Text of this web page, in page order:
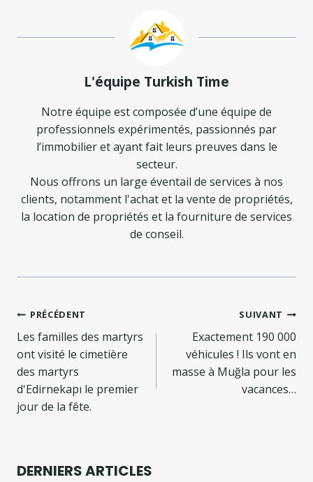
L'équipe Turkish Time
Notre équipe est composée d’une équipe de
professionnels expérimentés, passionnés par
l’immobilier et ayant fait leurs preuves dans le
secteur.
Nous offrons un large éventail de services à nos
clients, notamment l'achat et la vente de propriétés,
la location de propriétés et la fourniture de services
de conseil.
Navigation
de
l’article
PRÉCÉDENT
Les familles des martyrs
ont visité le cimetière
des martyrs
d'Edirnekapı le premier
jour de la fête.
SUIVANT
Exactement 190 000
véhicules ! Ils vont en
masse à Muğla pour les
vacances…
DERNIERS ARTICLES